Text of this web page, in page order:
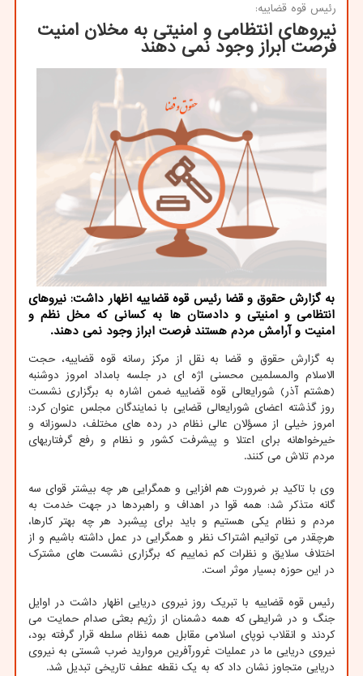
رئیس قوه قضاییه:
نیروهای انتظامی و امنیتی به مخلان امنیت
فرصت ابراز وجود نمی دهند
به گزارش حقوق و قضا رئیس قوه قضاییه اظهار داشت: نیروهای
انتظامی و امنیتی و دادستان ها به کسانی که مخل نظم و
امنیت و آرامش مردم هستند فرصت ابراز وجود نمی دهند.
به گزارش حقوق و قضا به نقل از مرکز رسانه قوه قضاییه، حجت
الاسلام والمسلمین محسنی اژه ای در جلسه بامداد امروز دوشنبه
(هشتم آذر) شورایعالی قوه قضاییه ضمن اشاره به برگزاری نشست
روز گذشته اعضای شورایعالی قضایی با نمایندگان مجلس عنوان کرد:
امروز خیلی از مسؤلان عالی نظام در رده های مختلف، دلسوزانه و
خیرخواهانه برای اعتلا و پیشرفت کشور و نظام و رفع گرفتاریهای
مردم تلاش می کنند.
وی با تاکید بر ضرورت هم افزایی و همگرایی هر چه بیشتر قوای سه
گانه متذکر شد: همه قوا در اهداف و راهبردها در جهت خدمت به
مردم و نظام یکی هستیم و باید برای پیشبرد هر چه بهتر کارها،
هرچقدر می توانیم اشتراک نظر و همگرایی در عمل داشته باشیم و از
اختلاف سلایق و نظرات کم نماییم که برگزاری نشست های مشترک
در این حوزه بسیار موثر است.
رئیس قوه قضاییه با تبریک روز نیروی دریایی اظهار داشت در اوایل
جنگ و در شرایطی که همه دشمنان از رژیم بعثی صدام حمایت می
کردند و انقلاب نوپای اسلامی مقابل همه نظام سلطه قرار گرفته بود،
نیروی دریایی ما در عملیات غرورآفرین مروارید ضرب شستی به نیروی
دریایی متجاوز نشان داد که به یک نقطه عطف تاریخی تبدیل شد.